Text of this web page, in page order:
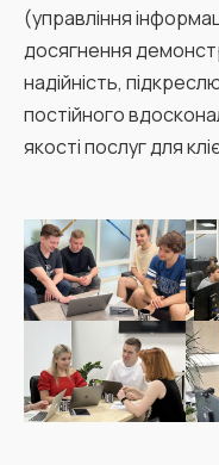
(управління
досягнення
надійність,
постійного
якості послуг для